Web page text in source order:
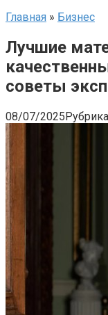
Главная » Бизнес
Лучшие
советы
08/07/2025